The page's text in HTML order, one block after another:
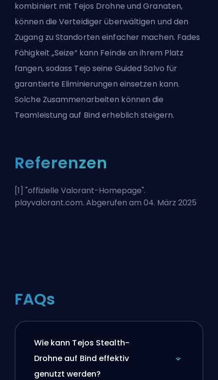
kombiniert mit Tejos Drohne und Granaten,
können die Verteidiger überwältigen und den
Zugang zu Standorten einfacher machen. Fades
Fähigkeit „Seize“ kann Feinde an ihrem Platz
fangen, sodass Tejo seine Guided Salvo für
garantierte Eliminierungen einsetzen kann.
Solche Zusammenarbeiten können die
Teamleistung auf Bind erheblich steigern.
Referenzen
[1] "offizielle Valorant-Homepage".
playvalorant.com. Abgerufen am 04. März 2025
FAQs
Wie kann Tejos Stealth-
Drohne auf Bind effektiv
genutzt werden?